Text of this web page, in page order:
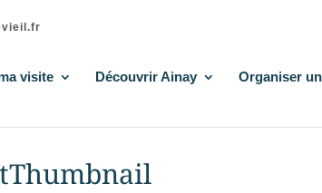
visite Découvrir Ainay Organiser